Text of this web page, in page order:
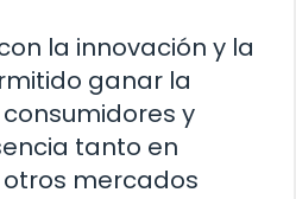
la innovación y la
ganar la
y
tanto en
mercados